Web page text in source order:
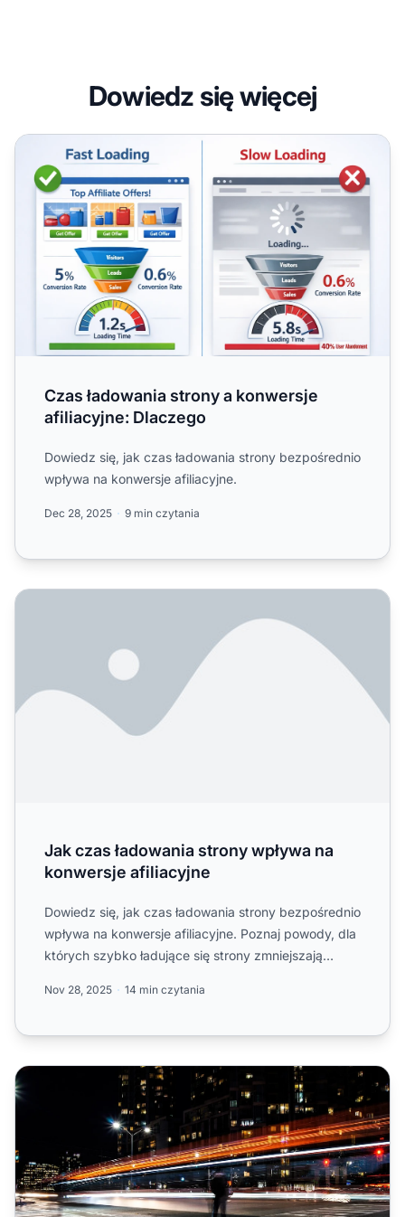
Dowiedz się więcej
Czas ładowania strony a konwersje afiliacyjne: Dlaczego
Czas ładowania strony a konwersje
afiliacyjne: Dlaczego
Dowiedz się, jak czas ładowania strony bezpośrednio
wpływa na konwersje afiliacyjne.
Dec 28, 2025 9 min czytania
Jak czas ładowania strony wpływa na konwersje
Jak czas ładowania strony wpływa na
konwersje afiliacyjne
Dowiedz się, jak czas ładowania strony bezpośrednio
wpływa na konwersje afiliacyjne. Poznaj powody, dla
których szybko ładujące się strony zmniejszają
Nov 28, 2025 14 min czytania
7 sposobów na natychmiastowe przyspieszenie Twojej